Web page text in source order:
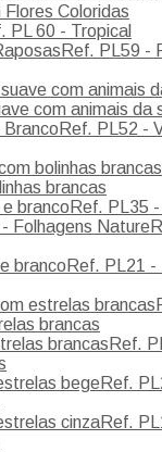
Coloridas
PL 60 - Tropical
Ref. PL59 -
com animais da
Ref. PL52 -
brancas
Ref. PL35
Ref. PL21 -
brancas
Ref.
Ref.
Ref.